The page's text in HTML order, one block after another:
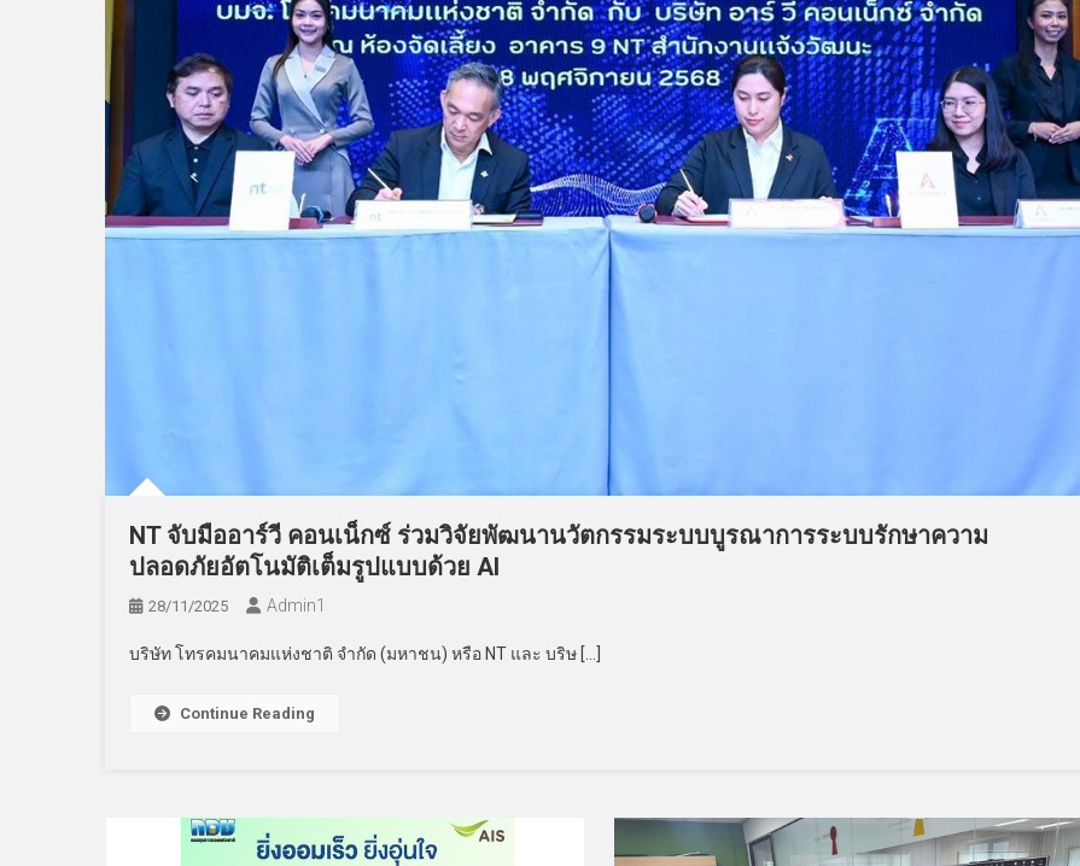
NT จับมืออาร์วี คอนเน็กซ์ ร่วมวิจัยพัฒนานวัตกรรมระบบบูรณาการระบบรักษาความ
ปลอดภัยอัตโนมัติเต็มรูปแบบด้วย AI
28/11/2025 Admin​1
บริษัท โทรคมนาคมแห่งชาติ จำกัด (มหาชน) หรือ NT และ บริษ […]
Continue Reading